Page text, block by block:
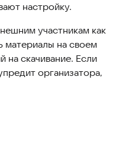
настройку.
участникам как
материалы на своем
на скачивание. Если
организатора,